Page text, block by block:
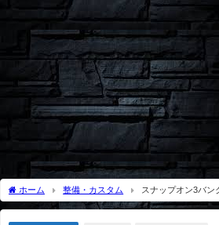
ホーム 整備・カスタム
スナップオン3バン
をド派手にカスタムしてみた！